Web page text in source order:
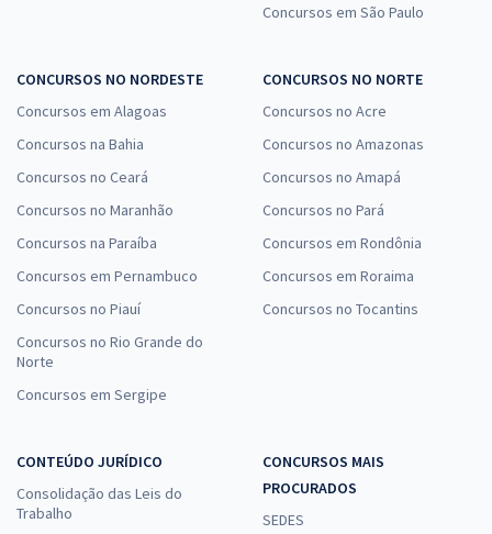
Concursos em São Paulo
CONCURSOS NO NORDESTE
Concursos em Alagoas
Concursos na Bahia
Concursos no Ceará
Concursos no Maranhão
Concursos na Paraíba
Concursos em Pernambuco
Concursos no Piauí
Concursos no Rio Grande do
Norte
Concursos em Sergipe
CONCURSOS NO NORTE
Concursos no Acre
Concursos no Amazonas
Concursos no Amapá
Concursos no Pará
Concursos em Rondônia
Concursos em Roraima
Concursos no Tocantins
CONTEÚDO JURÍDICO
Consolidação das Leis do
Trabalho
CONCURSOS MAIS
PROCURADOS
SEDES